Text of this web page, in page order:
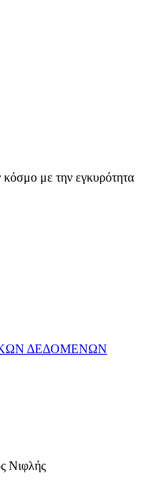
κόσμο με την εγκυρότητα
ΔΕΔΟΜΕΝΩΝ
Νιφλής